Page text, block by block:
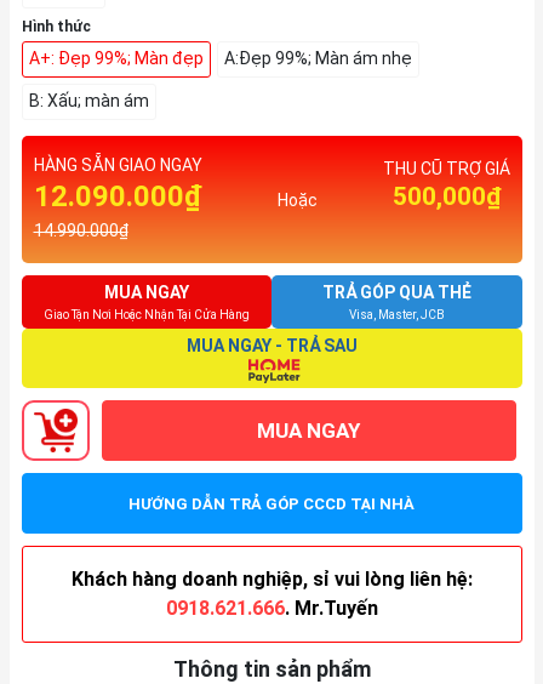
Hình thức
A+: Đẹp 99%; Màn đẹp A:Đẹp 99%; Màn ám nhẹ
B: Xấu; màn ám
HÀNG SẴN GIAO NGAY
12.090.000₫
14.990.000₫
Hoặc
THU CŨ TRỢ GIÁ
500,000₫
MUA NGAY
Giao Tận Nơi Hoặc Nhận Tại Cửa Hàng
TRẢ GÓP QUA THẺ
Visa, Master, JCB
MUA NGAY - TRẢ SAU
MUA NGAY
HƯỚNG DẪN TRẢ GÓP CCCD TẠI NHÀ
Khách hàng doanh nghiệp, sỉ vui lòng liên hệ:
0918.621.666. Mr.Tuyến
Thông tin sản phẩm